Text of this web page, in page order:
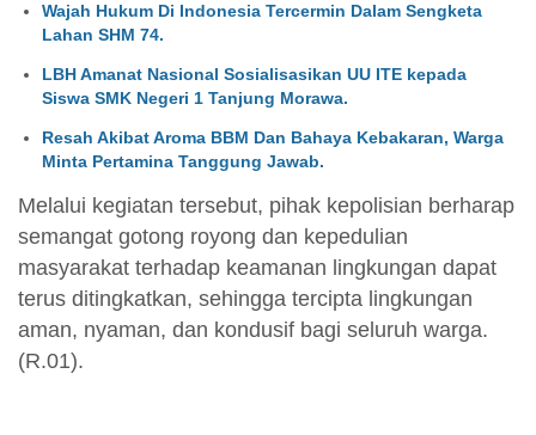
Wajah Hukum Di Indonesia Tercermin Dalam Sengketa
Lahan SHM 74.
LBH Amanat Nasional Sosialisasikan UU ITE kepada
Siswa SMK Negeri 1 Tanjung Morawa.
Resah Akibat Aroma BBM Dan Bahaya Kebakaran, Warga
Minta Pertamina Tanggung Jawab.
Melalui kegiatan tersebut, pihak kepolisian berharap
semangat gotong royong dan kepedulian
masyarakat terhadap keamanan lingkungan dapat
terus ditingkatkan, sehingga tercipta lingkungan
aman, nyaman, dan kondusif bagi seluruh warga.
(R.01).